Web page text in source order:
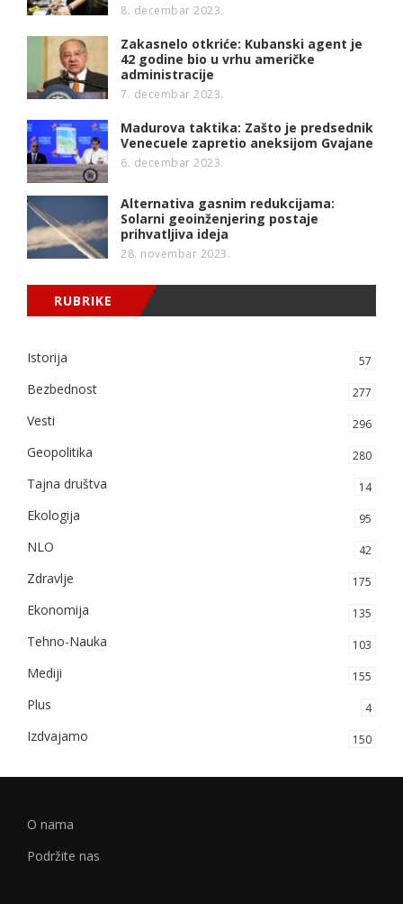
8. decembar 2023.
Zakasnelo otkriće: Kubanski agent je
42 godine bio u vrhu američke
administracije
7. decembar 2023.
Madurova taktika: Zašto je predsednik
Venecuele zapretio aneksijom Gvajane
6. decembar 2023.
Alternativa gasnim redukcijama:
Solarni geoinženjering postaje
prihvatljiva ideja
28. novembar 2023.
RUBRIKE
Istorija 57
Bezbednost 277
Vesti 296
Geopolitika 280
Tajna društva 14
Ekologija 95
NLO 42
Zdravlje 175
Ekonomija 135
Tehno-Nauka 103
Mediji 155
Plus 4
Izdvajamo 150
O nama
Podržite nas